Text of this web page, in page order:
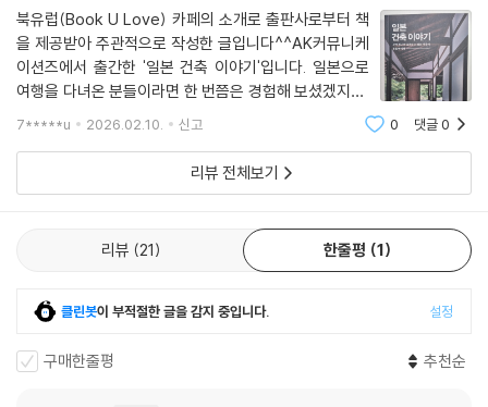
북유럽(Book U Love) 카페의 소개로 출판사로부터 책
을 제공받아 주관적으로 작성한 글입니다^^AK커뮤니케
이션즈에서 출간한 '일본 건축 이야기'입니다. 일본으로
여행을 다녀온 분들이라면 한 번쯤은 경험해 보셨겠지만,
일본이라는 나라의 건축 양식은 화려한 모습을 보여주다
이 섞여 있는 독특한 모습인 점을 살펴볼 수 있었을
7*****u 2026.02.10. 신고 0 댓글0
리뷰 전체보기
리뷰 21 한줄평 1
클린봇이 부적절한 글을 감지 중입니다. 설정
구매한줄평 추천순